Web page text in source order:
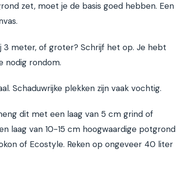
zet, moet je de basis goed hebben. Een
3 meter, of groter? Schrijf het op. Je hebt
nodig rondom.
Schaduwrijke plekken zijn vaak vochtig.
dit met een laag van 5 cm grind of
laag van 10-15 cm hoogwaardige potgrond
of Ecostyle. Reken op ongeveer 40 liter